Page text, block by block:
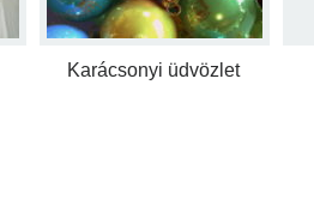
Karácsonyi üdvözlet